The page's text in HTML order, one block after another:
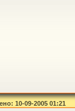
10-09-2005 01:21